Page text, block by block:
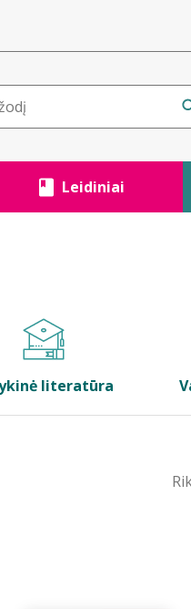
Leidiniai
literatūra